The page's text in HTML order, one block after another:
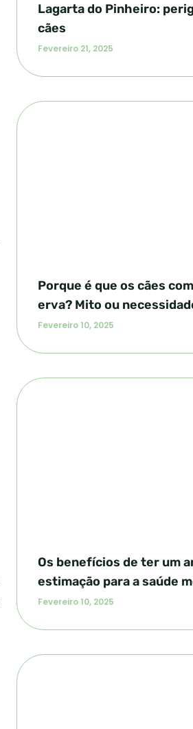
Lagarta do Pinheiro:
cães
Fevereiro 21, 2025
Porque é que os cães
erva? Mito ou
Fevereiro 10, 2025
Os benefícios de ter um
estimação para a saúde
Fevereiro 10, 2025